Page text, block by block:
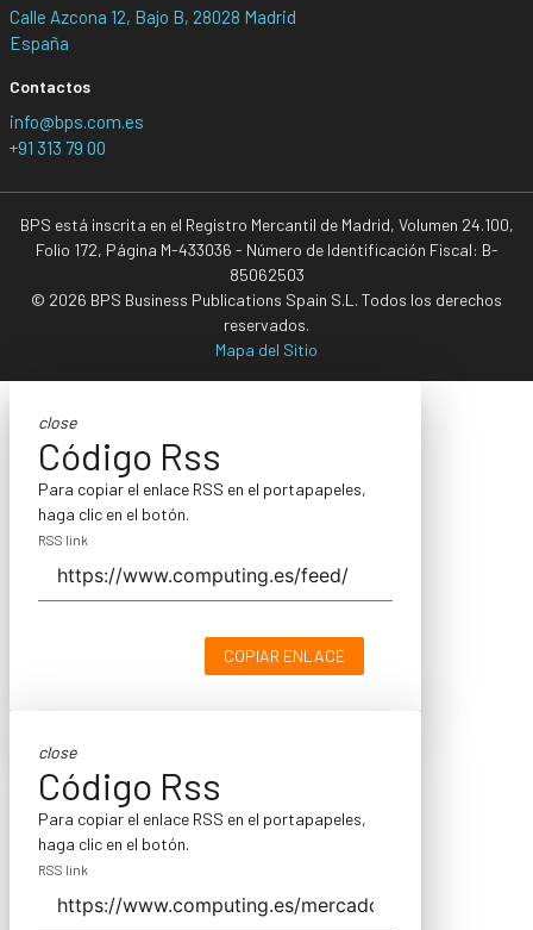
Calle Azcona 12, Bajo B, 28028 Madrid
España
Contactos
info@bps.com.es
+91 313 79 00
BPS está inscrita en el Registro Mercantil de Madrid, Volumen 24.100,
Folio 172, Página M-433036 - Número de Identificación Fiscal: B-
85062503
© 2026 BPS Business Publications Spain S.L. Todos los derechos
reservados.
Mapa del Sitio
close
Código Rss
Para copiar el enlace RSS en el portapapeles,
haga clic en el botón.
RSS link
COPIAR ENLACE
close
Código Rss
Para copiar el enlace RSS en el portapapeles,
haga clic en el botón.
RSS link